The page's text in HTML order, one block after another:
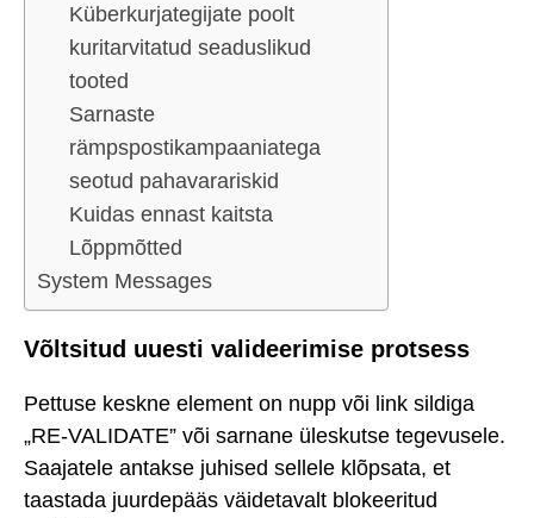
Küberkurjategijate poolt
kuritarvitatud seaduslikud
tooted
Sarnaste
rämpspostikampaaniatega
seotud pahavarariskid
Kuidas ennast kaitsta
Lõppmõtted
System Messages
Võltsitud uuesti valideerimise protsess
Pettuse keskne element on nupp või link sildiga
„RE-VALIDATE” või sarnane üleskutse tegevusele.
Saajatele antakse juhised sellele klõpsata, et
taastada juurdepääs väidetavalt blokeeritud